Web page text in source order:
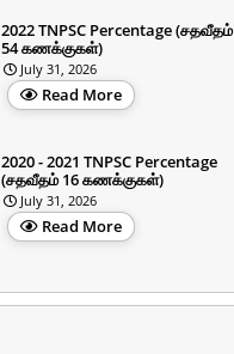
2022 TNPSC Percentage (சதவீதம்
54 கணக்குகள்)
July 31, 2026
Read More
2020 - 2021 TNPSC Percentage
(சதவீதம் 16 கணக்குகள்)
July 31, 2026
Read More